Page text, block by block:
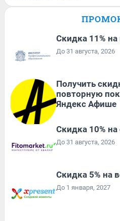
Скидка 11%
До 31 августа, 2026
Получить
повторную
Яндекс Афише
Скидка 10%
До 31 августа, 2026
Скидка 5% на
До 1 января, 2027